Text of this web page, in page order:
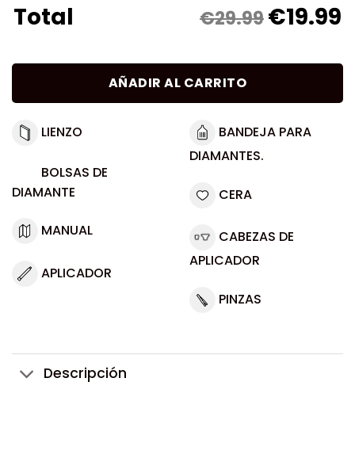
Total €29.99€19.99
AÑADIR AL CARRITO
LIENZO
BOLSAS DE
DIAMANTE
MANUAL
APLICADOR
BANDEJA PARA
DIAMANTES.
CERA
CABEZAS DE
APLICADOR
PINZAS
Descripción